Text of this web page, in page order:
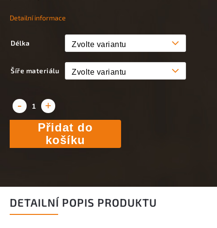
Délka
Šíře materiálu
Přidat do
košíku
Detailní informace
DETAILNÍ POPIS PRODUKTU